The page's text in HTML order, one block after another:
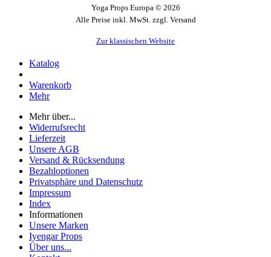
Yoga Props Europa © 2026
Alle Preise inkl. MwSt. zzgl. Versand
Zur klassischen Website
Katalog
Warenkorb
Mehr
Mehr über...
Widerrufsrecht
Lieferzeit
Unsere AGB
Versand & Rücksendung
Bezahloptionen
Privatsphäre und Datenschutz
Impressum
Index
Informationen
Unsere Marken
Iyengar Props
Über uns...